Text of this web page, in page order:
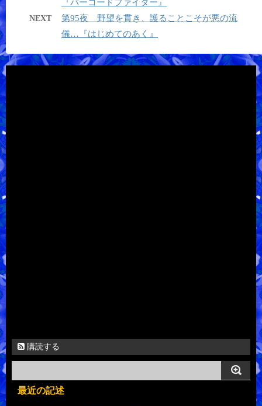
『バーコードファイター』
NEXT
第95夜 野望を貫き、護ることこそが悪の流
儀…『はじめてのあく』
購読する
最近の記述